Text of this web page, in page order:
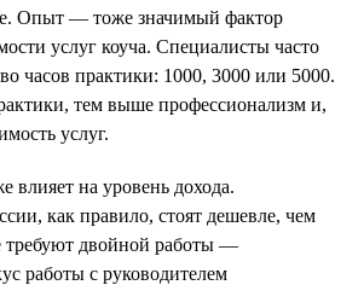
Опыт — тоже значимый фактор
услуг коуча. Специалисты часто
часов практики: 1000, 3000 или 5000.
тем выше профессионализм и,
услуг.
влияет на уровень дохода.
как правило, стоят дешевле, чем
требуют двойной работы —
работы с руководителем